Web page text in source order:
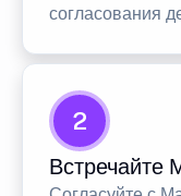
согласования
2
Встречайте